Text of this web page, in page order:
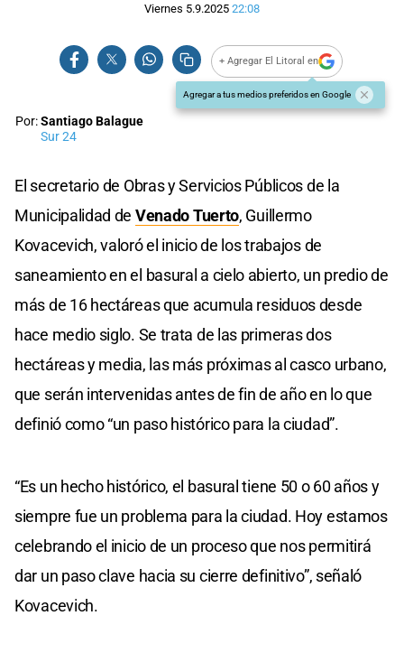
Viernes 5.9.2025 22:08
+ Agregar El Litoral en
Agregar a tus medios preferidos en Google
Por:Santiago Balague
Sur 24
El secretario de Obras y Servicios Públicos de la
Municipalidad de Venado Tuerto, Guillermo
Kovacevich, valoró el inicio de los trabajos de
saneamiento en el basural a cielo abierto, un predio de
más de 16 hectáreas que acumula residuos desde
hace medio siglo. Se trata de las primeras dos
hectáreas y media, las más próximas al casco urbano,
que serán intervenidas antes de fin de año en lo que
definió como “un paso histórico para la ciudad”.
“Es un hecho histórico, el basural tiene 50 o 60 años y
siempre fue un problema para la ciudad. Hoy estamos
celebrando el inicio de un proceso que nos permitirá
dar un paso clave hacia su cierre definitivo”, señaló
Kovacevich.